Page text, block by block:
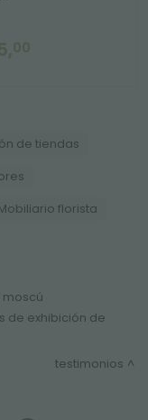
00
de tiendas
florista
moscú
de exhibición de
testimonios